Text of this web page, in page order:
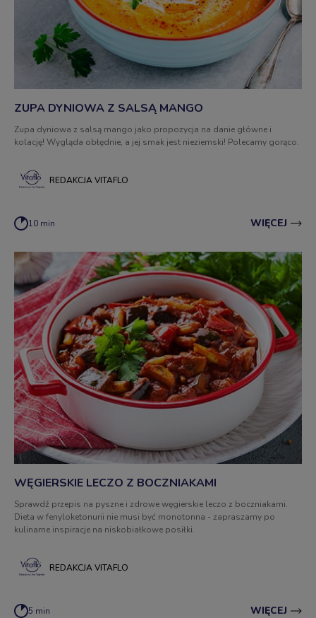
ZUPA DYNIOWA Z SALSĄ MANGO
Zupa dyniowa z salsą mango jako propozycja na danie główne i
kolację! Wygląda obłędnie, a jej smak jest nieziemski! Polecamy gorąco.
REDAKCJA VITAFLO
10 min WIĘCEJ
WĘGIERSKIE LECZO Z BOCZNIAKAMI
Sprawdź przepis na pyszne i zdrowe węgierskie leczo z boczniakami.
Dieta w fenyloketonurii nie musi być monotonna - zapraszamy po
kulinarne inspiracje na niskobiałkowe posiłki.
REDAKCJA VITAFLO
5 min WIĘCEJ